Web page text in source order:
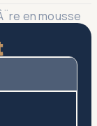
en mousse